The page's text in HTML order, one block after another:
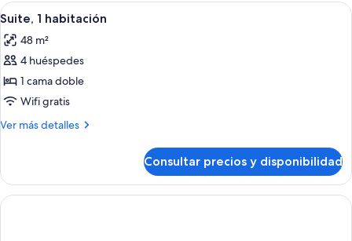
Abrir
todas
las
fotos
de
Suite,
1
Suite, 1 habitación | Escritorio,
10
Suite, 1 habitación
48 m²
4 huéspedes
1 cama doble
Wifi gratis
Ver más detalles
Más
1
habitación
Consultar precios y disponibilidad